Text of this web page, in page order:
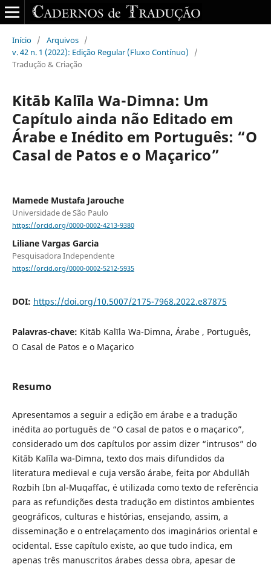
Início / Arquivos /
v. 42 n. 1 (2022): Edição Regular (Fluxo Contínuo)
/
Tradução & Criação
Kitāb Kalīla Wa-Dimna: Um
Capítulo ainda não Editado em
Árabe e Inédito em Português: “O
Casal de Patos e o Maçarico”
Mamede Mustafa Jarouche
Universidade de São Paulo
https://orcid.org/0000-0002-4213-9380
Liliane Vargas Garcia
Pesquisadora Independente
https://orcid.org/0000-0002-5212-5935
DOI: https://doi.org/10.5007/2175-7968.2022.e87875
Palavras-chave: Kitāb Kalīla Wa-Dimna, Árabe , Português,
O Casal de Patos e o Maçarico
Resumo
Apresentamos a seguir a edição em árabe e a tradução
inédita ao português de “O casal de patos e o maçarico”,
considerado um dos capítulos por assim dizer “intrusos” do
Kitāb Kalīla wa-Dimna, texto dos mais difundidos da
literatura medieval e cuja versão árabe, feita por Abdullāh
Rozbih Ibn al-Muqaffac, é utilizada como texto de referência
para as refundições desta tradução em distintos ambientes
geográficos, culturas e histórias, ensejando, assim, a
disseminação e o entrelaçamento dos imaginários oriental e
ocidental. Esse capítulo existe, ao que tudo indica, em
apenas três manuscritos árabes dessa obra, apesar de